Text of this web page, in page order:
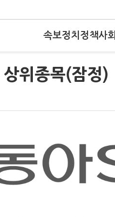
속보정치 정책사회
위종목(잠정)